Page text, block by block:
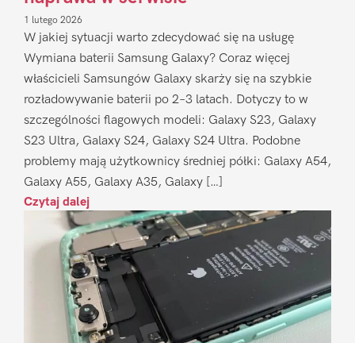
1 lutego 2026
W jakiej sytuacji warto zdecydować się na usługę
Wymiana baterii Samsung Galaxy? Coraz więcej
właścicieli Samsungów Galaxy skarży się na szybkie
rozładowywanie baterii po 2–3 latach. Dotyczy to w
szczególności flagowych modeli: Galaxy S23, Galaxy
S23 Ultra, Galaxy S24, Galaxy S24 Ultra. Podobne
problemy mają użytkownicy średniej półki: Galaxy A54,
Galaxy A55, Galaxy A35, Galaxy […]
Czytaj dalej